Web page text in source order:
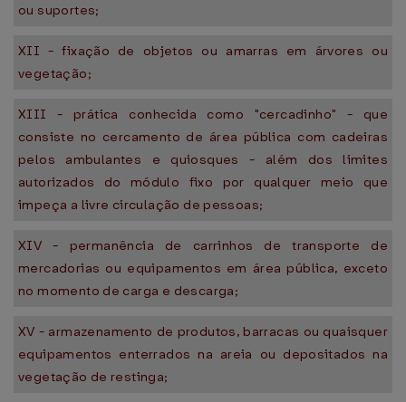
ou suportes;
XII - fixação de objetos ou amarras em árvores ou
vegetação;
XIII - prática conhecida como "cercadinho" - que
consiste no cercamento de área pública com cadeiras
pelos ambulantes e quiosques - além dos limites
autorizados do módulo fixo por qualquer meio que
impeça a livre circulação de pessoas;
XIV - permanência de carrinhos de transporte de
mercadorias ou equipamentos em área pública, exceto
no momento de carga e descarga;
XV - armazenamento de produtos, barracas ou quaisquer
equipamentos enterrados na areia ou depositados na
vegetação de restinga;